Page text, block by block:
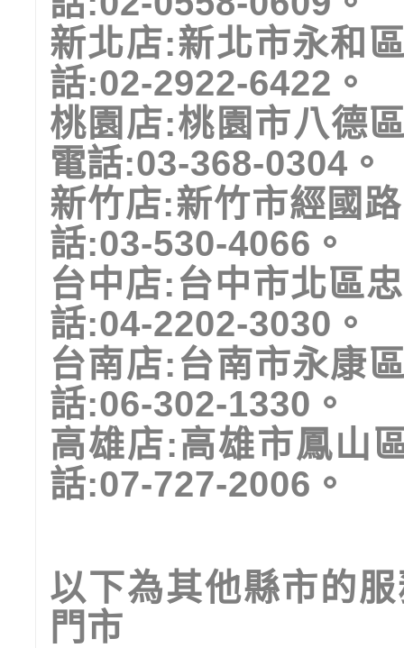
新北店:新北市永和
話:02-2922-6422 。
桃園店:桃園市八德
電話:03-368-0304 。
新竹店:新竹市經國
話:03-530-4066 。
台中店: 台中市北區
話:04-2202-3030 。
台南店: 台南市永康
話:06-302-1330 。
高雄店:高雄市鳳山
話:07-727-2006 。
以下為其他縣市的
門市